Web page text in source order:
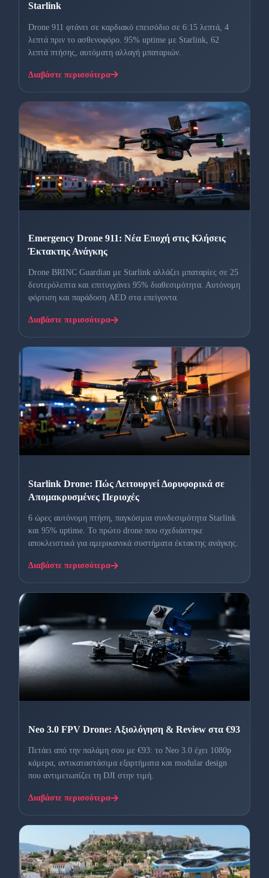
Starlink
Drone 911 φτάνει σε καρδιακό επεισόδιο σε 6:15 λεπτά, 4
λεπτά πριν το ασθενοφόρο. 95% uptime με Starlink, 62
λεπτά πτήσης, αυτόματη αλλαγή μπαταριών.
Διαβάστε περισσότερα
Emergency Drone 911: Νέα Εποχή στις Κλήσεις
Έκτακτης Ανάγκης
Drone BRINC Guardian με Starlink αλλάζει μπαταρίες σε 25
δευτερόλεπτα και επιτυγχάνει 95% διαθεσιμότητα. Αυτόνομη
φόρτιση και παράδοση AED στα επείγοντα.
Διαβάστε περισσότερα
Starlink Drone: Πώς Λειτουργεί Δορυφορικά σε
Απομακρυσμένες Περιοχές
6 ώρες αυτόνομη πτήση, παγκόσμια συνδεσιμότητα Starlink
και 95% uptime. Το πρώτο drone που σχεδιάστηκε
αποκλειστικά για αμερικανικά συστήματα έκτακτης ανάγκης.
Διαβάστε περισσότερα
Neo 3.0 FPV Drone: Αξιολόγηση & Review στα €93
Πετάει από την παλάμη σου με €93: το Neo 3.0 έχει 1080p
κάμερα, αντικαταστάσιμα εξαρτήματα και modular design
που αντιμετωπίζει τη DJI στην τιμή.
Διαβάστε περισσότερα